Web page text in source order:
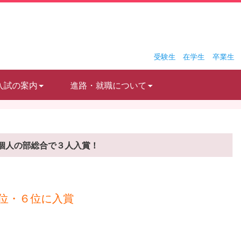
受験生 在学生 卒業生
試の案内 進路・就職について
の部総合で３人入賞！
・６位に入賞